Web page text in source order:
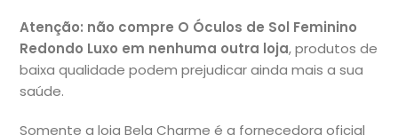
Atenção: não compre O Óculos de Sol Feminino
Redondo Luxo em nenhuma outra loja, produtos de
baixa qualidade podem prejudicar ainda mais a sua
saúde.
Somente a loja Bela Charme é a fornecedora oficial